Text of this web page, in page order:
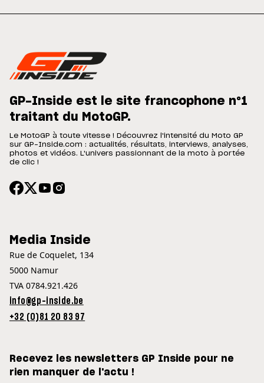
GP-Inside est le site francophone n°1
traitant du MotoGP.
Le MotoGP à toute vitesse ! Découvrez l'intensité du Moto GP
sur GP-Inside.com : actualités, résultats, interviews, analyses,
photos et vidéos. L'univers passionnant de la moto à portée
de clic !
Media Inside
Rue de Coquelet, 134
5000 Namur
TVA 0784.921.426
info@gp-inside.be
+32 (0)81 20 83 97
Recevez les newsletters GP Inside pour ne
rien manquer de l'actu !